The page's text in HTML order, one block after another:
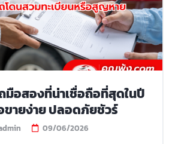
มือสองที่น่าเชื่อถือที่สุดในปี
ขายง่าย ปลอดภัยชัวร์
09/06/2026